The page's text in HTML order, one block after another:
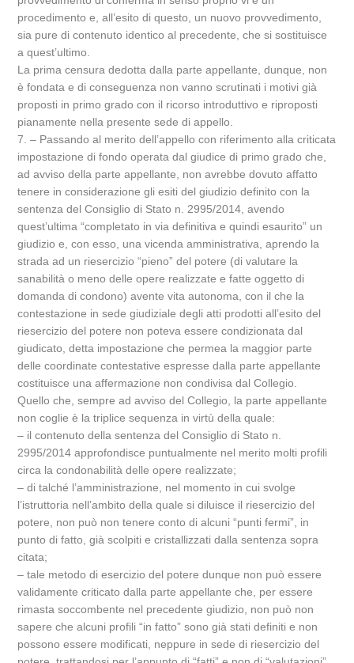
procedimento e, all’esito di questo, un nuovo provvedimento,
sia pure di contenuto identico al precedente, che si sostituisce
a quest’ultimo.
La prima censura dedotta dalla parte appellante, dunque, non
è fondata e di conseguenza non vanno scrutinati i motivi già
proposti in primo grado con il ricorso introduttivo e riproposti
pianamente nella presente sede di appello.
7. – Passando al merito dell’appello con riferimento alla criticata
impostazione di fondo operata dal giudice di primo grado che,
ad avviso della parte appellante, non avrebbe dovuto affatto
tenere in considerazione gli esiti del giudizio definito con la
sentenza del Consiglio di Stato n. 2995/2014, avendo
quest’ultima “completato in via definitiva e quindi esaurito” un
giudizio e, con esso, una vicenda amministrativa, aprendo la
strada ad un riesercizio “pieno” del potere (di valutare la
sanabilità o meno delle opere realizzate e fatte oggetto di
domanda di condono) avente vita autonoma, con il che la
contestazione in sede giudiziale degli atti prodotti all’esito del
riesercizio del potere non poteva essere condizionata dal
giudicato, detta impostazione che permea la maggior parte
delle coordinate contestative espresse dalla parte appellante
costituisce una affermazione non condivisa dal Collegio.
Quello che, sempre ad avviso del Collegio, la parte appellante
non coglie è la triplice sequenza in virtù della quale:
– il contenuto della sentenza del Consiglio di Stato n.
2995/2014 approfondisce puntualmente nel merito molti profili
circa la condonabilità delle opere realizzate;
– di talché l’amministrazione, nel momento in cui svolge
l’istruttoria nell’ambito della quale si diluisce il riesercizio del
potere, non può non tenere conto di alcuni “punti fermi”, in
punto di fatto, già scolpiti e cristallizzati dalla sentenza sopra
citata;
– tale metodo di esercizio del potere dunque non può essere
validamente criticato dalla parte appellante che, per essere
rimasta soccombente nel precedente giudizio, non può non
sapere che alcuni profili “in fatto” sono già stati definiti e non
possono essere modificati, neppure in sede di riesercizio del